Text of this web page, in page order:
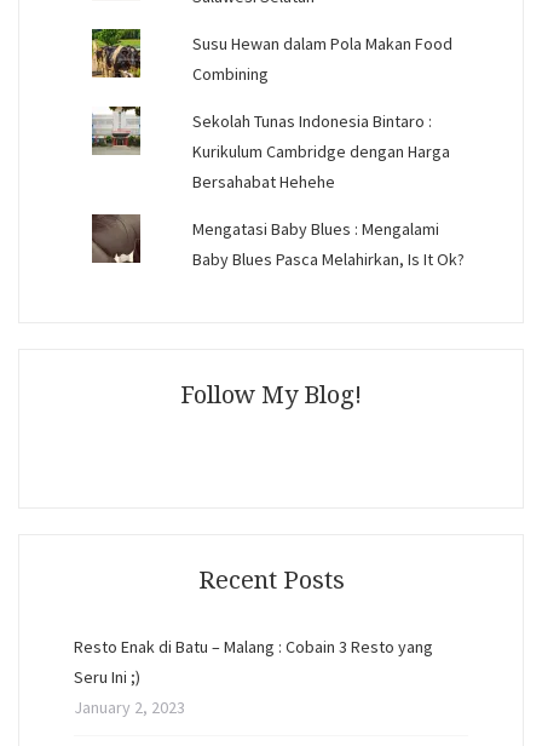
Susu Hewan dalam Pola Makan Food
Combining
Sekolah Tunas Indonesia Bintaro :
Kurikulum Cambridge dengan Harga
Bersahabat Hehehe
Mengatasi Baby Blues : Mengalami
Baby Blues Pasca Melahirkan, Is It Ok?
Follow My Blog!
Recent Posts
Resto Enak di Batu – Malang : Cobain 3 Resto yang
Seru Ini ;)
January 2, 2023